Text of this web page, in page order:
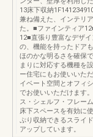
13床下収納
兼ね備えた、インテリ
た。■ファインティア
12■直張り豊富なデザ
の、機能を持ったドア
ほのかな明るさを確保
まりに対応する機種を
ー住宅にもお使いいた
イベート空間とオフィ
でお使いいただけます
ス・シェルフ・フレー
床下スペースを有効に
ぷり収納できるスライ
アップしています。